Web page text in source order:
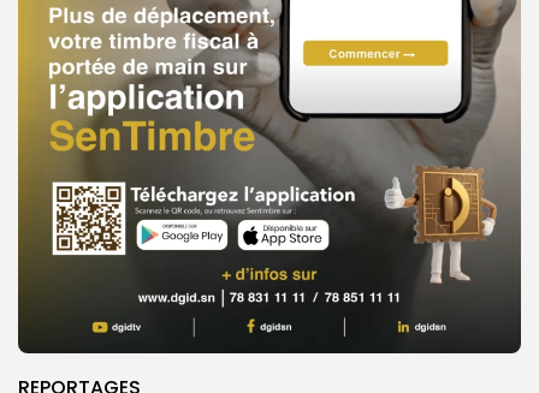
REPORTAGES